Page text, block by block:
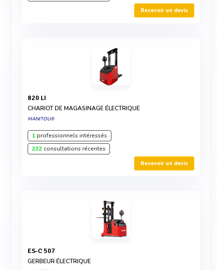
Recevoir un devis
820 LI
CHARIOT DE MAGASINAGE ÉLECTRIQUE
MANITOU®
1professionnels intéressés
232consultations récentes
Recevoir un devis
ES-C 507
GERBEUR ÉLECTRIQUE